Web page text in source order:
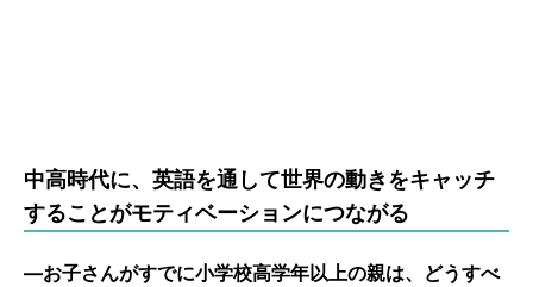
中高時代に、英語を通して世界の動きをキャッチ
することがモティベーションにつながる
―お子さんがすでに小学校高学年以上の親は、どうすべ